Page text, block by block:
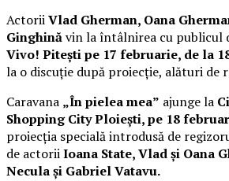
ActoriiVlad Gherman, Oana
Ginghinăvin la întâlnirea cu publicul
Vivo! Pitești pe 17 februarie, de la
la o discuție după proiecție, alături de
Caravana „În pielea mea” ajunge la
Shopping City Ploiești, pe 18
proiecția specială introdusă de
de actoriiIoana State, Vlad și Oana
Necula și Gabriel Vatavu.